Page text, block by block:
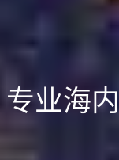
专业海